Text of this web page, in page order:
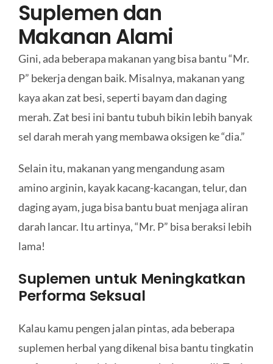
Suplemen dan
Makanan Alami
Gini, ada beberapa makanan yang bisa bantu “Mr.
P” bekerja dengan baik. Misalnya, makanan yang
kaya akan zat besi, seperti bayam dan daging
merah. Zat besi ini bantu tubuh bikin lebih banyak
sel darah merah yang membawa oksigen ke “dia.”
Selain itu, makanan yang mengandung asam
amino arginin, kayak kacang-kacangan, telur, dan
daging ayam, juga bisa bantu buat menjaga aliran
darah lancar. Itu artinya, “Mr. P” bisa beraksi lebih
lama!
Suplemen untuk Meningkatkan
Performa Seksual
Kalau kamu pengen jalan pintas, ada beberapa
suplemen herbal yang dikenal bisa bantu tingkatin